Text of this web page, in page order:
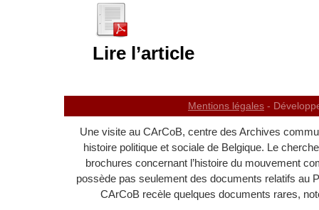
Lire l’article
Mentions légales -
Une visite au CArCoB, centre des Archives
histoire politique et sociale de Belgique. Le
brochures concernant l’histoire du mouvement
possède pas seulement des documents relatifs au
CArCoB recèle quelques documents rares,